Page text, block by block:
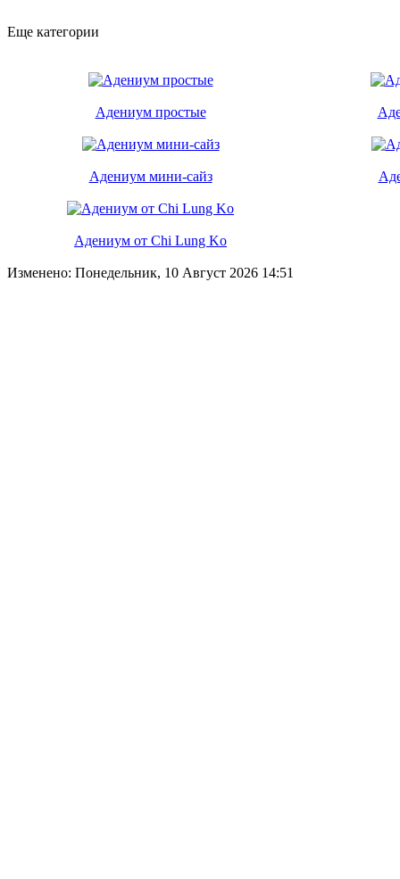
Еще категории
Адениум простые
Адениум мини-сайз
Адениум от Chi Lung Ko
Изменено: Понедельник, 10 Август 2026 14:51